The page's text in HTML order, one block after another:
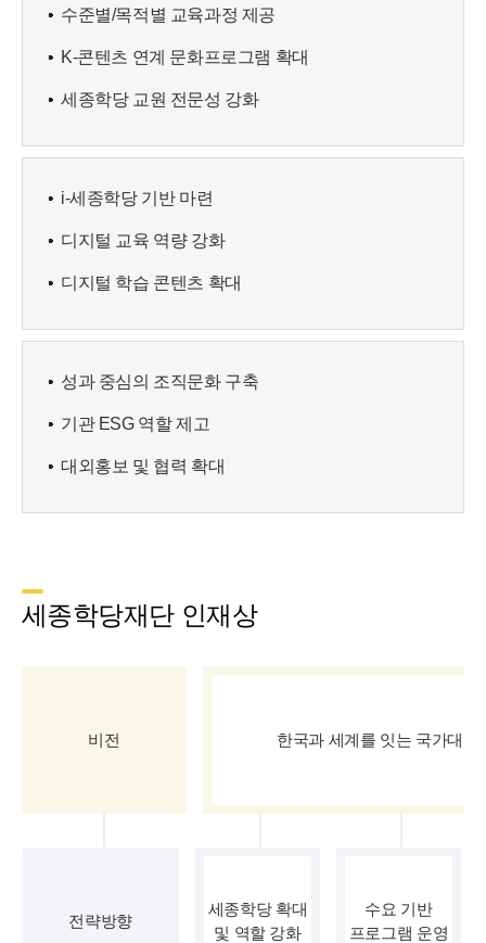
수준별/목적별 교육과정 제공
K-콘텐츠 연계 문화프로그램 확대
세종학당 교원 전문성 강화
i-세종학당 기반 마련
디지털 교육 역량 강화
디지털 학습 콘텐츠 확대
성과 중심의 조직문화 구축
기관 ESG 역할 제고
대외홍보 및 협력 확대
세종학당재단 인재상
비전 한국과 세계를 잇는 국가대
전략방향
세종학당 확대
및 역할 강화
수요 기반
프로그램 운영